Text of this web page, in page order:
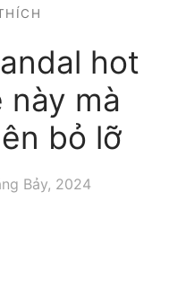
hot
này mà
bỏ lỡ
Bảy, 2024